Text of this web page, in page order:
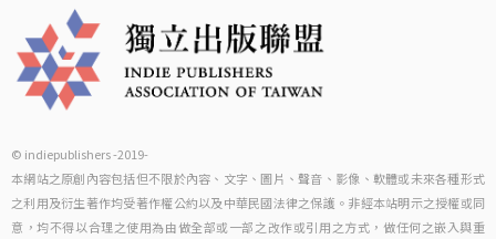
© indiepublishers -2019-
本網站之原創內容包括但不限於內容、文字、圖片、聲音、影像、軟體或未來各種形式
之利用及衍生著作均受著作權公約以及中華民國法律之保護。非經本站明示之授權或同
意，均不得以合理之使用為由做全部或一部之改作或引用之方式，做任何之嵌入與重